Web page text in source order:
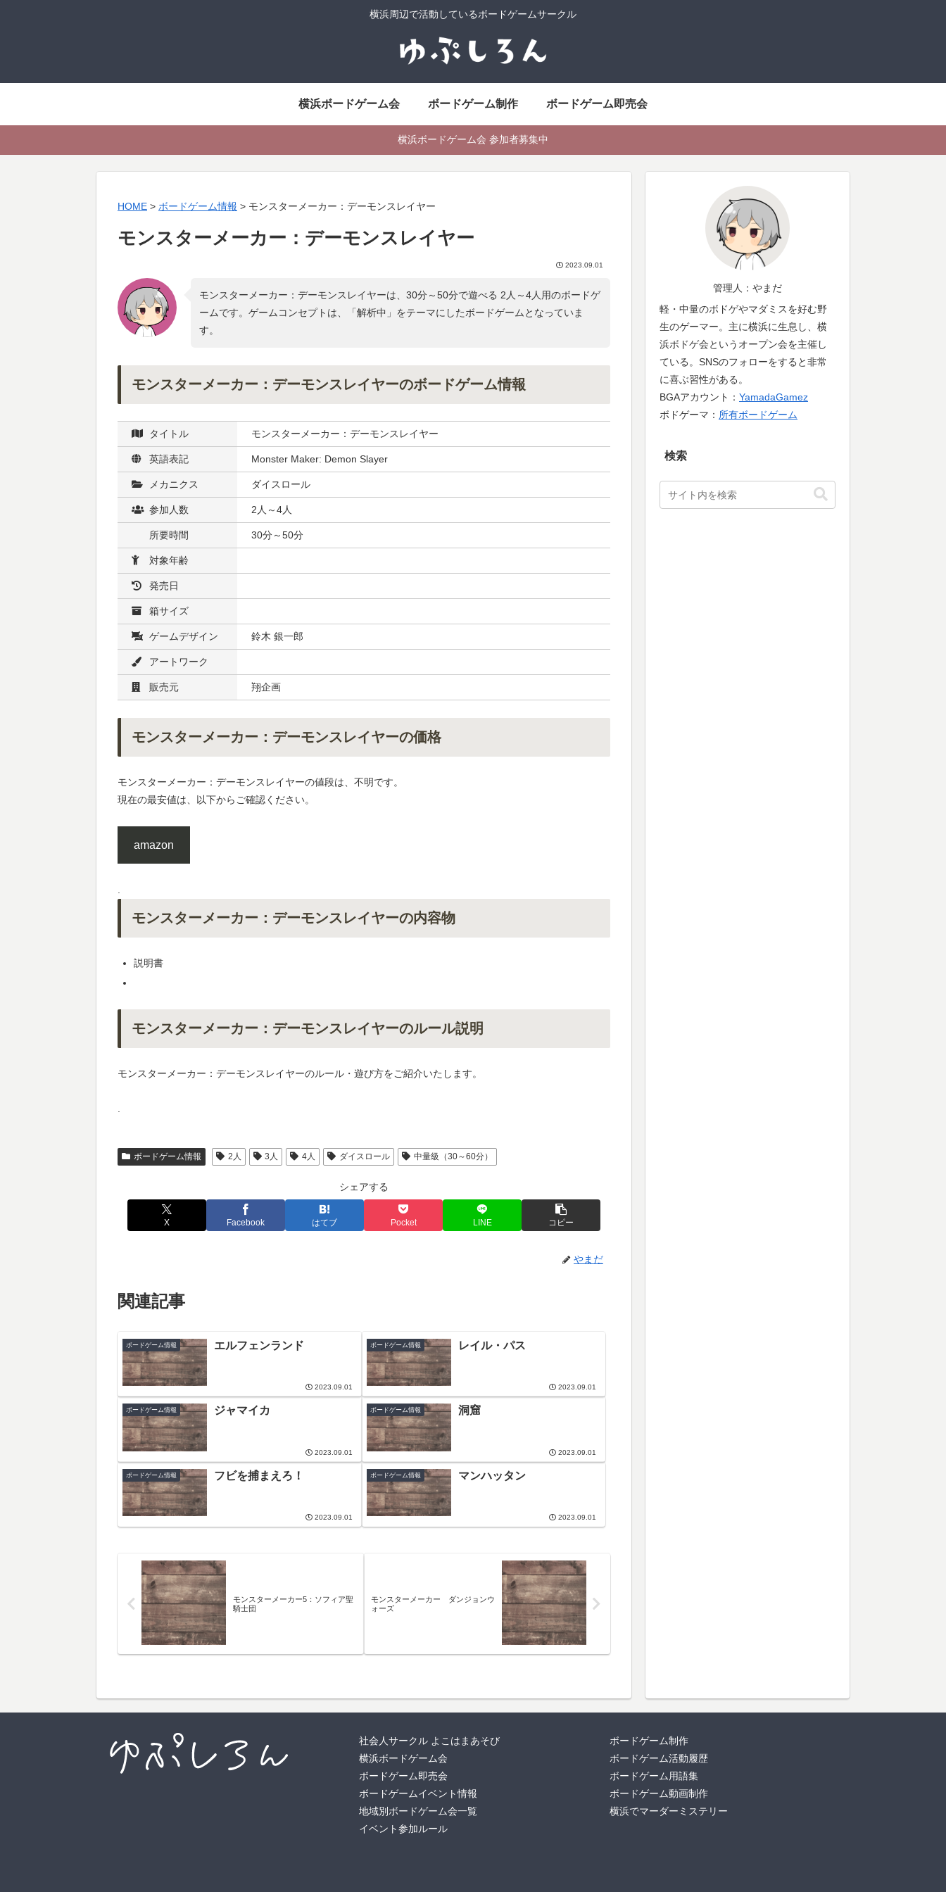
横浜周辺で活動しているボードゲームサークル
横浜ボードゲーム会 ボードゲーム制作 ボードゲーム即売会
横浜ボードゲーム会 参加者募集中
HOME > ボードゲーム情報 > モンスターメーカー：デーモンスレイヤー
モンスターメーカー：デーモンスレイヤー
2023.09.01
モンスターメーカー：デーモンスレイヤーは、30分～50分で遊べる 2人～4人用のボードゲ
ームです。ゲームコンセプトは、「解析中 」をテーマにしたボードゲームとなっていま
す。
モンスターメーカー：デーモンスレイヤーのボードゲーム情報
タイトル モンスターメーカー：デーモンスレイヤー
英語表記 Monster Maker: Demon Slayer
メカニクス ダイスロール
参加人数 2人～4人
所要時間 30分～50分
対象年齢
発売日
箱サイズ
ゲームデザイン 鈴木 銀一郎
アートワーク
販売元 翔企画
モンスターメーカー：デーモンスレイヤーの価格
モンスターメーカー：デーモンスレイヤーの値段は、不明です。
現在の最安値は、以下からご確認ください。
amazon
.
モンスターメーカー：デーモンスレイヤーの内容物
説明書
モンスターメーカー：デーモンスレイヤーのルール説明
モンスターメーカー：デーモンスレイヤーのルール・遊び方をご紹介いたします。
.
ボードゲーム情報 2人 3人 4人 ダイスロール 中量級（30～60分）
シェアする
X Facebook はてブ Pocket LINE コピー
やまだ
関連記事
ボードゲーム情報 エルフェンランド
2023.09.01
ボードゲーム情報 レイル・パス
2023.09.01
ボードゲーム情報 ジャマイカ
2023.09.01
ボードゲーム情報 洞窟
2023.09.01
ボードゲーム情報 フビを捕まえろ！
2023.09.01
ボードゲーム情報 マンハッタン
2023.09.01
モンスターメーカー5：ソフィア聖
騎士団
モンスターメーカー ダンジョンウ
ォーズ
管理人：やまだ
軽・中量のボドゲやマダミスを好む野
生のゲーマー。主に横浜に生息し、横
浜ボドゲ会というオープン会を主催し
ている。SNSのフォローをすると非常
に喜ぶ習性がある。
BGAアカウント： YamadaGamez
ボドゲーマ： 所有ボードゲーム
検索
社会人サークル よこはまあそび
横浜ボードゲーム会
ボードゲーム即売会
ボードゲームイベント情報
地域別ボードゲーム会一覧
イベント参加ルール
ボードゲーム制作
ボードゲーム活動履歴
ボードゲーム用語集
ボードゲーム動画制作
横浜でマーダーミステリー